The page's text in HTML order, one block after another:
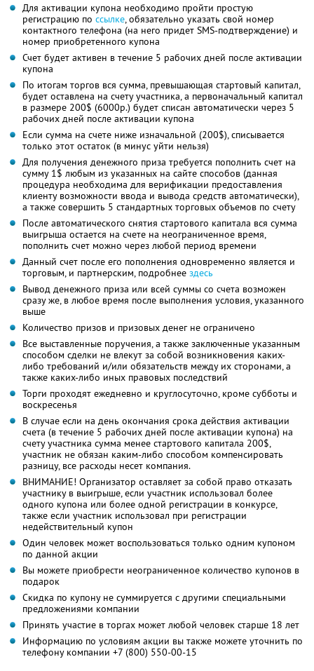
Для активации купона необходимо пройти простую
регистрацию по ссылке, обязательно указать свой номер
контактного телефона (на него придет SMS-подтверждение) и
номер приобретенного купона
Счет будет активен в течение 5 рабочих дней после активации
купона
По итогам торгов вся сумма, превышающая стартовый капитал,
будет оставлена на счету участника, а первоначальный капитал
в размере 200$ (6000р.) будет списан автоматически через 5
рабочих дней после активации купона
Если сумма на счете ниже изначальной (200$), списывается
только этот остаток (в минус уйти нельзя)
Для получения денежного приза требуется пополнить счет на
сумму 1$ любым из указанных на сайте способов (данная
процедура необходима для верификации предоставления
клиенту возможности ввода и вывода средств автоматически),
а также совершить 5 стандартных торговых объемов по счету
После автоматического снятия стартового капитала вся сумма
выигрыша остается на счете на неограниченное время,
пополнить счет можно через любой период времени
Данный счет после его пополнения одновременно является и
торговым, и партнерским, подробнее здесь
Вывод денежного приза или всей суммы со счета возможен
сразу же, в любое время после выполнения условия, указанного
выше
Количество призов и призовых денег не ограничено
Все выставленные поручения, а также заключенные указанным
способом сделки не влекут за собой возникновения каких-
либо требований и/или обязательств между их сторонами, а
также каких-либо иных правовых последствий
Торги проходят ежедневно и круглосуточно, кроме субботы и
воскресенья
В случае если на день окончания срока действия активации
счета (в течение 5 рабочих дней после активации купона) на
счету участника сумма менее стартового капитала 200$,
участник не обязан каким-либо способом компенсировать
разницу, все расходы несет компания.
ВНИМАНИЕ! Организатор оставляет за собой право отказать
участнику в выигрыше, если участник использовал более
одного купона или более одной регистрации в конкурсе,
также если участник использовал при регистрации
недействительный купон
Один человек может воспользоваться только одним купоном
по данной акции
Вы можете приобрести неограниченное количество купонов в
подарок
Скидка по купону не суммируется с другими специальными
предложениями компании
Принять участие в торгах может любой человек старше 18 лет
Информацию по условиям акции вы также можете уточнить по
телефону компании +7 (800) 550-00-15